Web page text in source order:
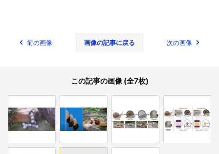
前の画像 画像の記事に戻る 次の画像
この記事の画像 (全7枚)